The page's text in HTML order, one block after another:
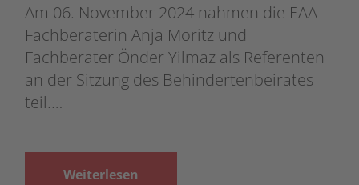
Am 06. November 2024 nahmen die EAA
Fachberaterin Anja Moritz und
Fachberater Önder Yilmaz als Referenten
an der Sitzung des Behindertenbeirates
teil.…
Weiterlesen